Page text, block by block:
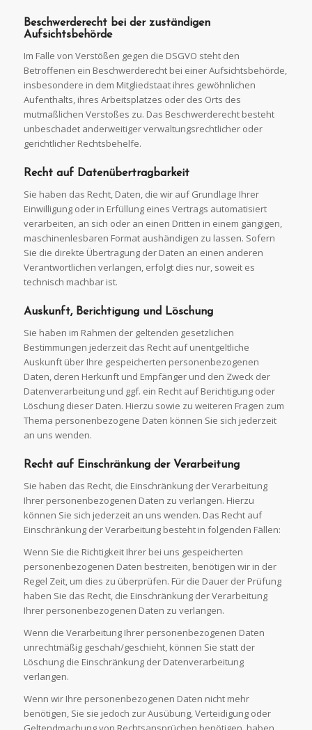
Beschwerderecht bei der zuständigen
Aufsichtsbehörde
Im Falle von Verstößen gegen die DSGVO steht den
Betroffenen ein Beschwerderecht bei einer Aufsichtsbehörde,
insbesondere in dem Mitgliedstaat ihres gewöhnlichen
Aufenthalts, ihres Arbeitsplatzes oder des Orts des
mutmaßlichen Verstoßes zu. Das Beschwerderecht besteht
unbeschadet anderweitiger verwaltungsrechtlicher oder
gerichtlicher Rechtsbehelfe.
Recht auf Datenübertragbarkeit
Sie haben das Recht, Daten, die wir auf Grundlage Ihrer
Einwilligung oder in Erfüllung eines Vertrags automatisiert
verarbeiten, an sich oder an einen Dritten in einem gängigen,
maschinenlesbaren Format aushändigen zu lassen. Sofern
Sie die direkte Übertragung der Daten an einen anderen
Verantwortlichen verlangen, erfolgt dies nur, soweit es
technisch machbar ist.
Auskunft, Berichtigung und Löschung
Sie haben im Rahmen der geltenden gesetzlichen
Bestimmungen jederzeit das Recht auf unentgeltliche
Auskunft über Ihre gespeicherten personenbezogenen
Daten, deren Herkunft und Empfänger und den Zweck der
Datenverarbeitung und ggf. ein Recht auf Berichtigung oder
Löschung dieser Daten. Hierzu sowie zu weiteren Fragen zum
Thema personenbezogene Daten können Sie sich jederzeit
an uns wenden.
Recht auf Einschränkung der Verarbeitung
Sie haben das Recht, die Einschränkung der Verarbeitung
Ihrer personenbezogenen Daten zu verlangen. Hierzu
können Sie sich jederzeit an uns wenden. Das Recht auf
Einschränkung der Verarbeitung besteht in folgenden Fällen:
Wenn Sie die Richtigkeit Ihrer bei uns gespeicherten
personenbezogenen Daten bestreiten, benötigen wir in der
Regel Zeit, um dies zu überprüfen. Für die Dauer der Prüfung
haben Sie das Recht, die Einschränkung der Verarbeitung
Ihrer personenbezogenen Daten zu verlangen.
Wenn die Verarbeitung Ihrer personenbezogenen Daten
unrechtmäßig geschah/geschieht, können Sie statt der
Löschung die Einschränkung der Datenverarbeitung
verlangen.
Wenn wir Ihre personenbezogenen Daten nicht mehr
benötigen, Sie sie jedoch zur Ausübung, Verteidigung oder